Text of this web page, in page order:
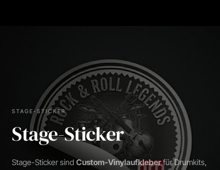
STAGE-STICKER
Stage-Sticker
Stage-Sticker sind Custom-Vinylaufkleberfür Drumkits,